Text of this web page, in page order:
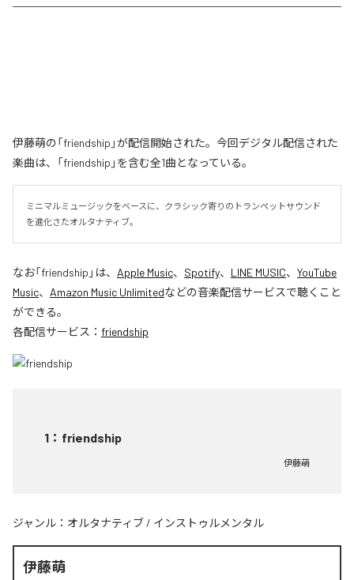
伊藤萌の「friendship」が配信開始された。今回デジタル配信された
楽曲は、「friendship」を含む全1曲となっている。
ミニマルミュージックをベースに、クラシック寄りのトランペットサウンド
を進化さたオルタナティブ。
なお「friendship 」は、 Apple Music、 Spotify、 LINE MUSIC、 YouTube
Music、 Amazon Music Unlimitedなどの音楽配信サービスで聴くこと
ができる。
各配信サービス： friendship
1 ： friendship
伊藤萌
ジャンル： オルタナティブ / インストゥルメンタル
伊藤萌